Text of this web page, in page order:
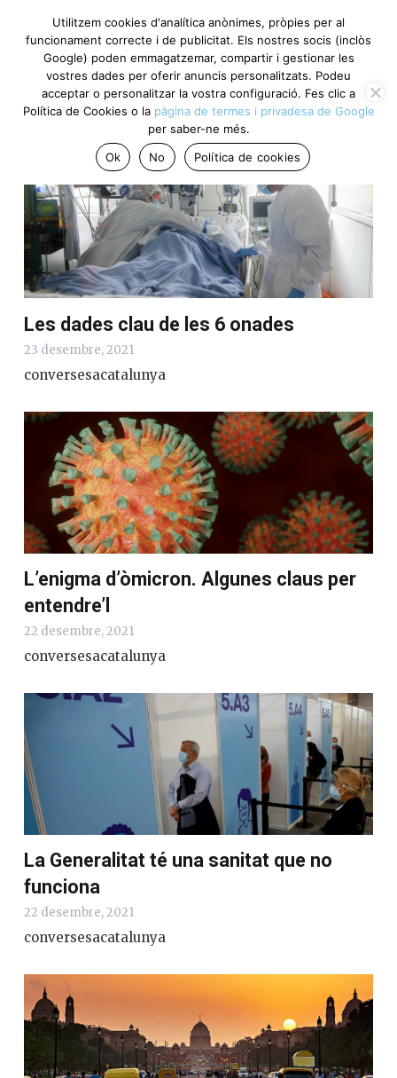
Coronavirus
Les dades clau de les 6 onades
23 desembre, 2021
conversesacatalunya
L’enigma d’òmicron. Algunes claus per
entendre’l
22 desembre, 2021
conversesacatalunya
La Generalitat té una sanitat que no
funciona
22 desembre, 2021
conversesacatalunya
Utilitzem cookies d'analítica anònimes, pròpies per al
funcionament correcte i de publicitat. Els nostres socis (inclòs
Google) poden emmagatzemar, compartir i gestionar les
vostres dades per oferir anuncis personalitzats. Podeu
acceptar o personalitzar la vostra configuració. Fes clic a
Política de Cookies o la pàgina de termes i privadesa de Google
per saber-ne més.
Ok
No Política de cookies